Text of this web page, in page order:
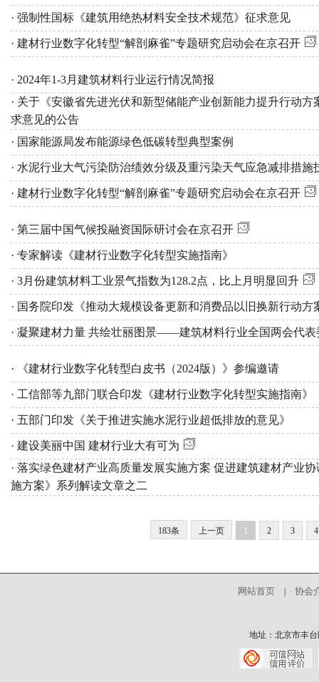
· 强制性国标《建筑用绝热材料安全技术规范》征求意见
· 建材行业数字化转型“解剖麻雀”专题研究启动会在京召开
· 2024年1-3月建筑材料行业运行情况简报
· 关于《安徽省先进光伏和新型储能产业创新能力提升行动
求意见的公告
· 国家能源局发布能源绿色低碳转型典型案例
· 水泥行业大气污染防治绩效分级及重污染天气应急减排措施
· 建材行业数字化转型“解剖麻雀”专题研究启动会在京召开
· 第三届中国气候投融资国际研讨会在京召开
· 专家解读《建材行业数字化转型实施指南》
· 3月份建筑材料工业景气指数为128.2点，比上月明显回升
· 国务院印发《推动大规模设备更新和消费品以旧换新行动方
· 凝聚建材力量 共绘壮丽图景——建筑材料行业全国两会代表
· 《建材行业数字化转型白皮书（2024版）》参编邀请
· 工信部等九部门联合印发《建材行业数字化转型实施指南》
· 五部门印发《关于推进实施水泥行业超低排放的意见》
· 建设美丽中国 建材行业大有可为
· 落实绿色建材产业高质量发展实施方案 促进建筑建材产
施方案》系列解读文章之二
183条 上一页 1 2 3 4
网站首页 协会
地址：北京市丰台